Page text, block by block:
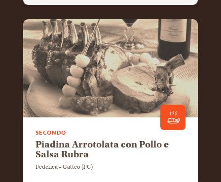
SECONDO
Piadina Arrotolata con Pollo e
Salsa Rubra
Federica – Gatteo (FC)